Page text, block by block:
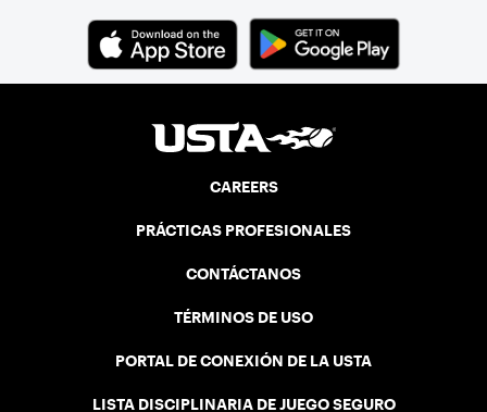
CAREERS
PRÁCTICAS PROFESIONALES
CONTÁCTANOS
TÉRMINOS DE USO
PORTAL DE CONEXIÓN DE LA USTA
LISTA DISCIPLINARIA DE JUEGO SEGURO